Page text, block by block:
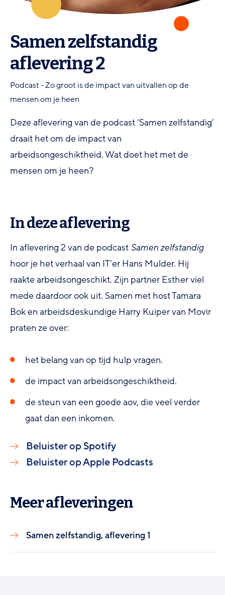
Samen zelfstandig
aflevering 2
Podcast - Zo groot is de impact van uitvallen op de
mensen om je heen
Deze aflevering van de podcast ‘Samen zelfstandig’
draait het om de impact van
arbeidsongeschiktheid. Wat doet het met de
mensen om je heen?
In deze aflevering
In aflevering 2 van de podcast Samen zelfstandig
hoor je het verhaal van IT’er Hans Mulder. Hij
raakte arbeidsongeschikt. Zijn partner Esther viel
mede daardoor ook uit. Samen met host Tamara
Bok en arbeidsdeskundige Harry Kuiper van Movir
praten ze over:
het belang van op tijd hulp vragen.
de impact van arbeidsongeschiktheid.
de steun van een goede aov, die veel verder
gaat dan een inkomen.
Beluister op Spotify
Beluister op Apple Podcasts
Meer afleveringen
Samen zelfstandig, aflevering 1